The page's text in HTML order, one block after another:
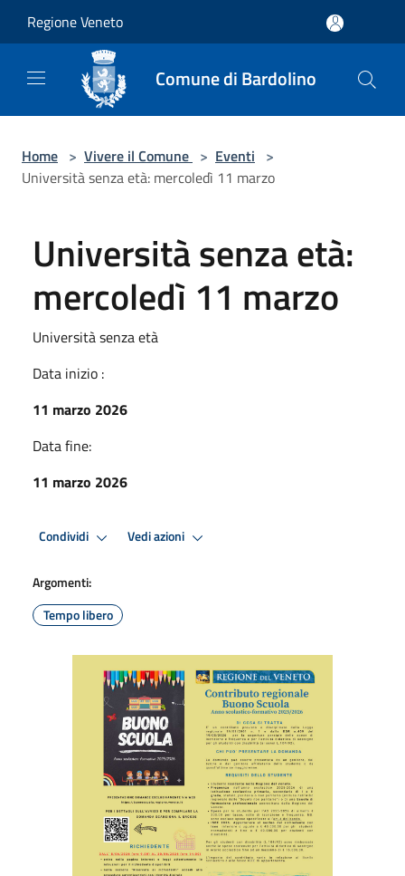
Regione Veneto
Comune di Bardolino
Home > Vivere il Comune > Eventi >
Università senza età: mercoledì 11 marzo
Università senza età:
mercoledì 11 marzo
Università senza età
Data inizio :
11 marzo 2026
Data fine:
11 marzo 2026
Condividi Vedi azioni
Argomenti:
Tempo libero